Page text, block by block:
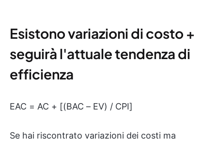
Esistono variazioni di costo +
seguirà l'attuale tendenza di
efficienza
EAC = AC + [(BAC – EV) / CPI]
Se hai riscontrato variazioni dei costi ma